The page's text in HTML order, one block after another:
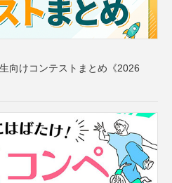
向けコンテストまとめ《2026